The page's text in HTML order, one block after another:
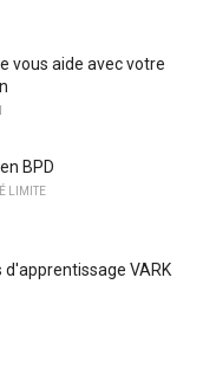
vous aide avec votre
BPD
LIMITE
VARK